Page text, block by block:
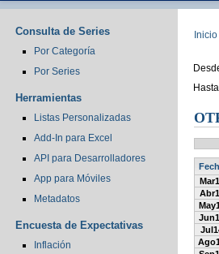
Consulta de Series
Por Categoría
Por Series
Herramientas
Listas Personalizadas
Add-In para Excel
API para Desarrolladores
App para Móviles
Metadatos
Encuesta de Expectativas
Inflación
Inicio